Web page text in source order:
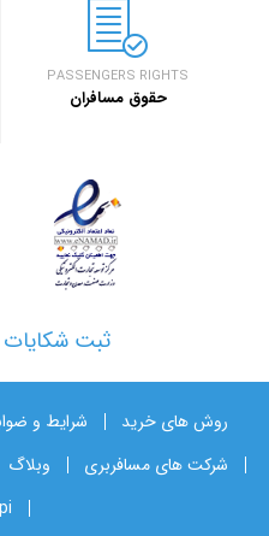
PASSENGERS RIGHTS
حقوق مسافران
ثبت شکایات
روش های خرید شرایط و
شرکت های مسافربری
وبلاگ